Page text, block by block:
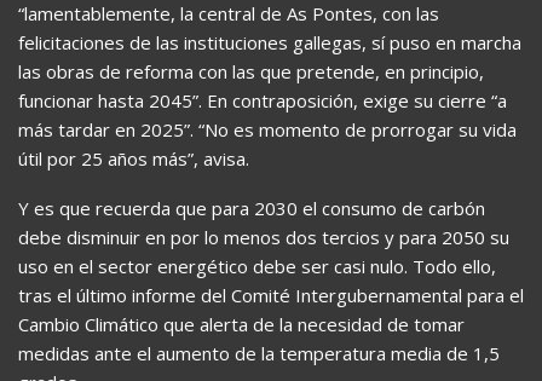
“lamentablemente, la central de As Pontes, con las
felicitaciones de las instituciones gallegas, sí puso en marcha
las obras de reforma con las que pretende, en principio,
funcionar hasta 2045”. En contraposición, exige su cierre “a
más tardar en 2025”. “No es momento de prorrogar su vida
útil por 25 años más”, avisa.
Y es que recuerda que para 2030 el consumo de carbón
debe disminuir en por lo menos dos tercios y para 2050 su
uso en el sector energético debe ser casi nulo. Todo ello,
tras el último informe del Comité Intergubernamental para el
Cambio Climático que alerta de la necesidad de tomar
medidas ante el aumento de la temperatura media de 1,5